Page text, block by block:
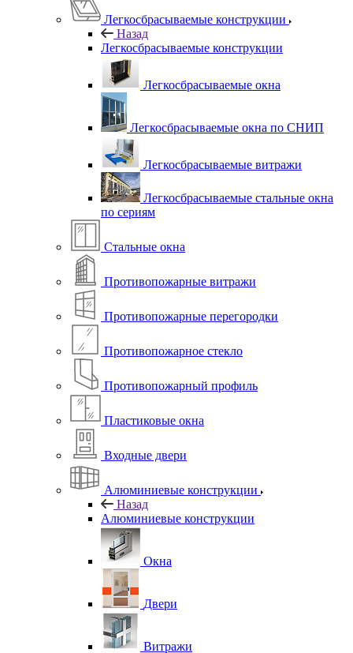
Легкосбрасываемые конструкции
Назад
Легкосбрасываемые конструкции
Легкосбрасываемые окна
Легкосбрасываемые окна по СНИП
Легкосбрасываемые витражи
Легкосбрасываемые стальные окна
по сериям
Стальные окна
Противопожарные витражи
Противопожарные перегородки
Противопожарное стекло
Противопожарный профиль
Пластиковые окна
Входные двери
Алюминиевые конструкции
Назад
Алюминиевые конструкции
Окна
Двери
Витражи